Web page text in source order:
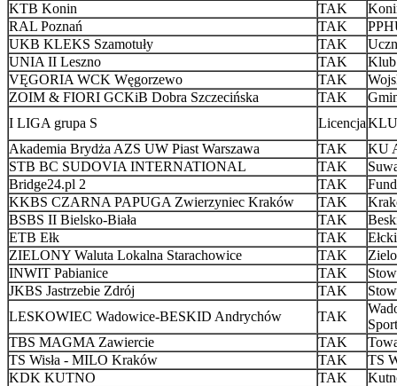
KTB Konin
TAK
RAL Poznań
TAK
UKB KLEKS Szamotuły
TAK
UNIA II Leszno
TAK
VĘGORIA WCK Węgorzewo
TAK
ZOIM & FIORI GCKiB Dobra Szczecińska
TAK
I LIGA grupa S
Licencja
Akademia Brydża AZS UW Piast Warszawa
TAK
KU
STB BC SUDOVIA INTERNATIONAL
TAK
Bridge24.pl 2
TAK
KKBS CZARNA PAPUGA Zwierzyniec Kraków
TAK
BSBS II Bielsko-Biała
TAK
ETB Ełk
TAK
ZIELONY Waluta Lokalna Starachowice
TAK
INWIT Pabianice
TAK
JKBS Jastrzebie Zdrój
TAK
LESKOWIEC Wadowice-BESKID Andrychów
TAK
TBS MAGMA Zawiercie
TAK
TS Wisła - MILO Kraków
TAK
TS
KDK KUTNO
TAK